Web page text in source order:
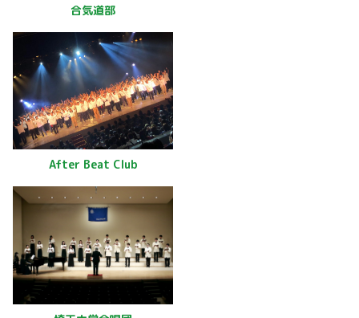
合気道部
After Beat Club